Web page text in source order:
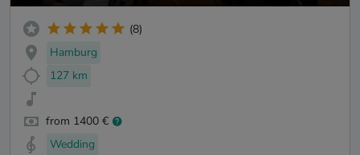
(8)
Hamburg
127 km
from 1400 €
Wedding